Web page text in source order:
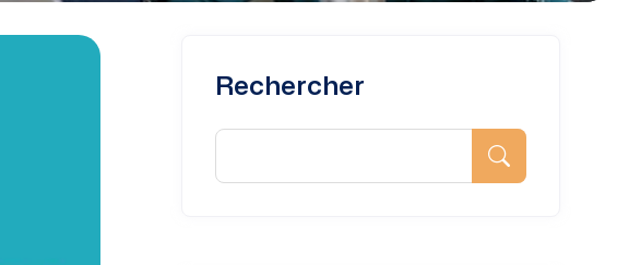
Rechercher